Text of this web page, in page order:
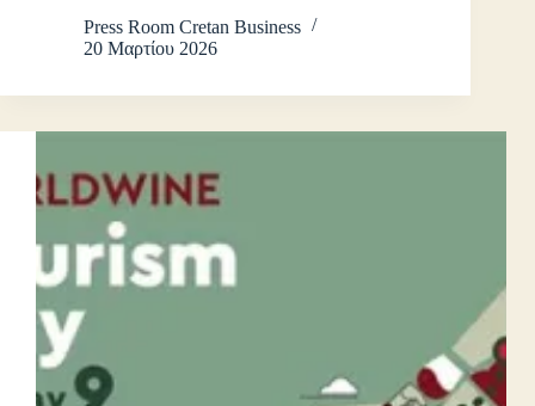
Press Room Cretan Business
20 Μαρτίου 2026